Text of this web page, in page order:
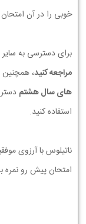
خوبی را در آن
برای دسترسی به سایر
مراجعه کنید، همچنین
های سال هشتم
استفاده کنید.
ناتیلوس با آرزوی
امتحان پیش رو نمره